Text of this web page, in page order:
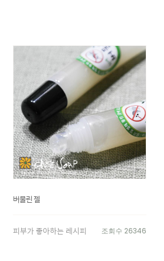
버물린 젤
피부가 좋아하는 레시피 조회수 26346